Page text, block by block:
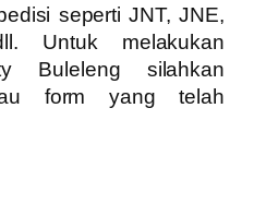
seperti JNT, JNE,
Untuk melakukan
Buleleng silahkan
form yang telah